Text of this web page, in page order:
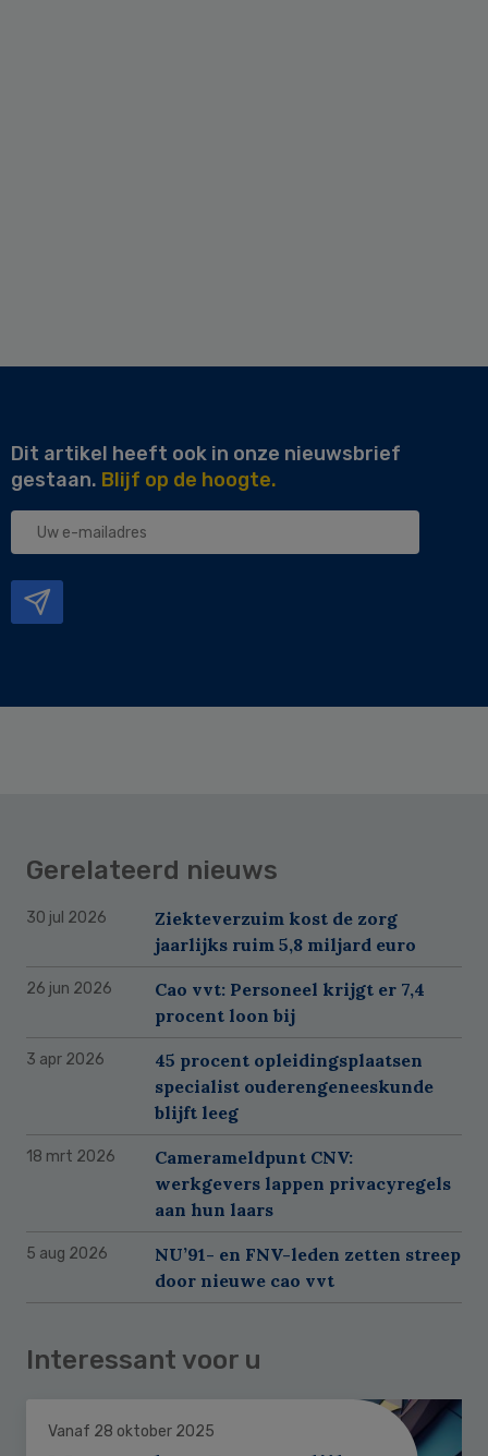
Dit artikel heeft ook in onze nieuwsbrief
gestaan. Blijf op de hoogte.
Uw
Gerelateerd nieuws
30 jul 2026
Ziekteverzuim kost de zorg
jaarlijks ruim 5,8 miljard euro
26 jun 2026
Cao vvt: Personeel krijgt er 7,4
procent loon bij
3 apr 2026
45 procent opleidingsplaatsen
specialist ouderengeneeskunde
blijft leeg
18 mrt 2026
Camerameldpunt CNV:
werkgevers lappen privacyregels
aan hun laars
5 aug 2026
NU’91- en FNV-leden zetten streep
door nieuwe cao vvt
Interessant voor u
Vanaf 28 oktober 2025